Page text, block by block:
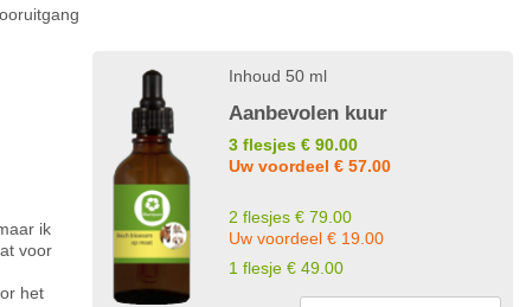
ik
voor
het
Inhoud 50 ml
Aanbevolen kuur
3 flesjes € 90.00
Uw voordeel € 57.00
2 flesjes € 79.00
Uw voordeel € 19.00
1 flesje € 49.00